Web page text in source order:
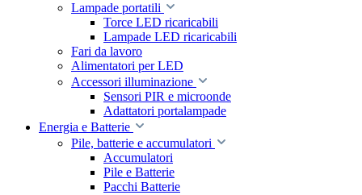
Lampade portatili
Torce LED ricaricabili
Lampade LED ricaricabili
Fari da lavoro
Alimentatori per LED
Accessori illuminazione
Sensori PIR e microonde
Adattatori portalampade
Energia e Batterie
Pile, batterie e accumulatori
Accumulatori
Pile e Batterie
Pacchi Batterie